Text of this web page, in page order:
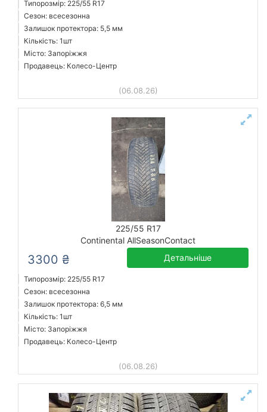
Типорозмір: 225/55 R17
Сезон: всесезонна
Залишок протектора: 5,5 мм
Кількість: 1шт
Місто: Запоріжжя
Продавець: Колесо-Центр
(06.08.26)
225/55 R17
Continental AllSeasonContact
3300 ₴ Детальніше
Типорозмір: 225/55 R17
Сезон: всесезонна
Залишок протектора: 6,5 мм
Кількість: 1шт
Місто: Запоріжжя
Продавець: Колесо-Центр
(06.08.26)